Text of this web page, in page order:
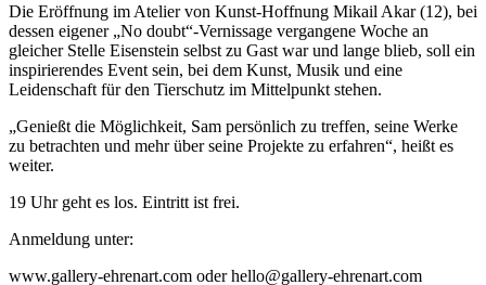
Die Eröffnung im Atelier von Kunst-Hoffnung Mikail Akar (12), bei
dessen eigener „No doubt“-Vernissage vergangene Woche an
gleicher Stelle Eisenstein selbst zu Gast war und lange blieb, soll ein
inspirierendes Event sein, bei dem Kunst, Musik und eine
Leidenschaft für den Tierschutz im Mittelpunkt stehen.
„Genießt die Möglichkeit, Sam persönlich zu treffen, seine Werke
zu betrachten und mehr über seine Projekte zu erfahren“, heißt es
weiter.
19 Uhr geht es los. Eintritt ist frei.
Anmeldung unter:
www.gallery-ehrenart.com oder hello@gallery-ehrenart.com